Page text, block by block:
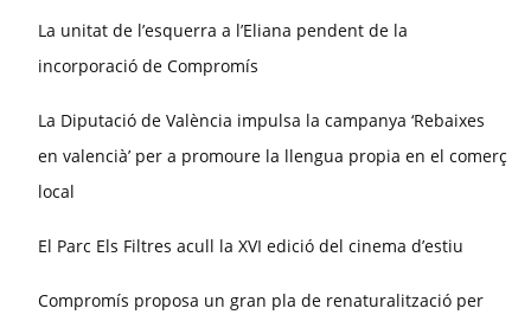
La unitat de l’esquerra a l’Eliana pendent de la
incorporació de Compromís
La Diputació de València impulsa la campanya ‘Rebaixes
en valencià’ per a promoure la llengua propia en el comerç
local
El Parc Els Filtres acull la XVI edició del cinema d’estiu
Compromís proposa un gran pla de renaturalització per